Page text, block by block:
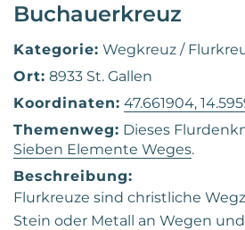
Buchauerkreuz
Kategorie: Wegkreuz /
Ort: 8933 St. Gallen
Koordinaten: 47.661904,
Themenweg: Dieses
Sieben Elemente Weges.
Beschreibung:
Flurkreuze sind christliche
Stein oder Metall an Wegen